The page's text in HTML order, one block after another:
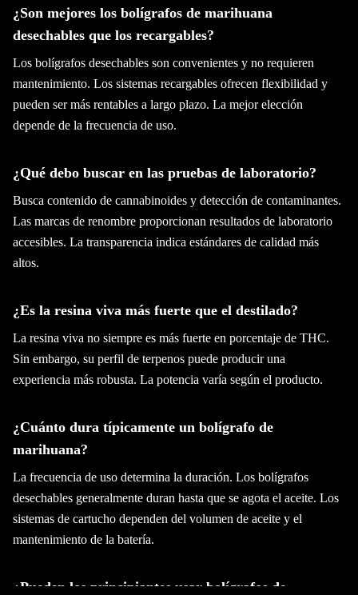
¿Son mejores los bolígrafos de marihuana
desechables que los recargables?
Los bolígrafos desechables son convenientes y no requieren
mantenimiento. Los sistemas recargables ofrecen flexibilidad y
pueden ser más rentables a largo plazo. La mejor elección
depende de la frecuencia de uso.
¿Qué debo buscar en las pruebas de laboratorio?
Busca contenido de cannabinoides y detección de contaminantes.
Las marcas de renombre proporcionan resultados de laboratorio
accesibles. La transparencia indica estándares de calidad más
altos.
¿Es la resina viva más fuerte que el destilado?
La resina viva no siempre es más fuerte en porcentaje de THC.
Sin embargo, su perfil de terpenos puede producir una
experiencia más robusta. La potencia varía según el producto.
¿Cuánto dura típicamente un bolígrafo de
marihuana?
La frecuencia de uso determina la duración. Los bolígrafos
desechables generalmente duran hasta que se agota el aceite. Los
sistemas de cartucho dependen del volumen de aceite y el
mantenimiento de la batería.
¿Pueden los principiantes usar bolígrafos de